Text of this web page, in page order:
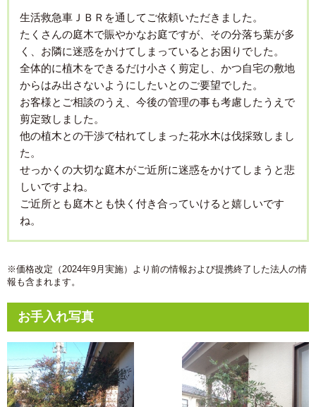
生活救急車ＪＢＲを通してご依頼いただきました。
たくさんの庭木で賑やかなお庭ですが、その分落ち葉が多
く、お隣に迷惑をかけてしまっているとお困りでした。
全体的に植木をできるだけ小さく剪定し、かつ自宅の敷地
からはみ出さないようにしたいとのご要望でした。
お客様とご相談のうえ、今後の管理の事も考慮したうえで
剪定致しました。
他の植木との干渉で枯れてしまった花水木は伐採致しまし
た。
せっかくの大切な庭木がご近所に迷惑をかけてしまうと悲
しいですよね。
ご近所とも庭木とも快く付き合っていけると嬉しいです
ね。
※価格改定（2024年9月実施）より前の情報および提携終了した法人の情
報も含まれます。
お手入れ写真